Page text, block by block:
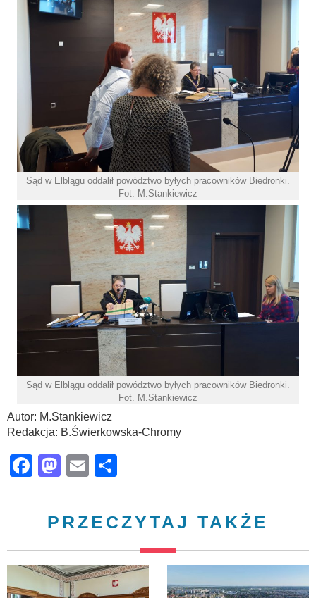
Sąd w Elblągu oddalił powództwo byłych pracowników Biedronki.
Fot. M.Stankiewicz
Sąd w Elblągu oddalił powództwo byłych pracowników Biedronki.
Fot. M.Stankiewicz
Autor: M.Stankiewicz
Redakcja: B.Świerkowska-Chromy
Facebook
Mastodon
Email
PRZECZYTAJ TAKŻE